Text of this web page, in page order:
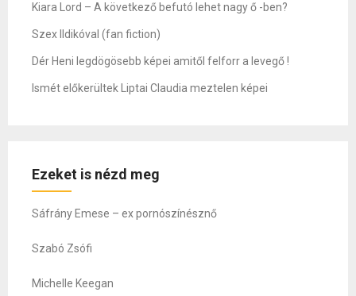
Kiara Lord – A következő befutó lehet nagy ő -ben?
Szex Ildikóval (fan fiction)
Dér Heni legdögösebb képei amitől felforr a levegő !
Ismét előkerültek Liptai Claudia meztelen képei
Ezeket is nézd meg
Sáfrány Emese – ex pornószínésznő
Szabó Zsófi
Michelle Keegan